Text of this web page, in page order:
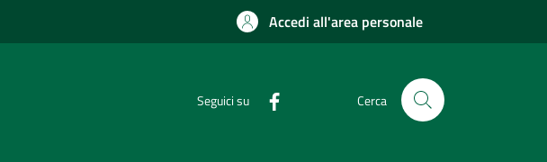
Accedi all'area personale
Seguici su Cerca